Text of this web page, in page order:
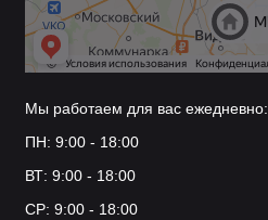
Мы работаем для вас ежедневно:
ПН: 9:00 - 18:00
ВТ: 9:00 - 18:00
СР: 9:00 - 18:00